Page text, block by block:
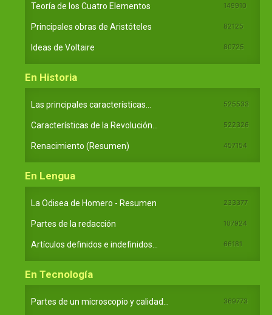
Teoría de los Cuatro Elementos 149910
Principales obras de Aristóteles 82125
Ideas de Voltaire 80725
En Historia
Las principales características... 525533
Características de la Revolución... 522326
Renacimiento (Resumen) 457154
En Lengua
La Odisea de Homero - Resumen 233377
Partes de la redacción 107924
Artículos definidos e indefinidos... 66181
En Tecnología
Partes de un microscopio y calidad... 369773